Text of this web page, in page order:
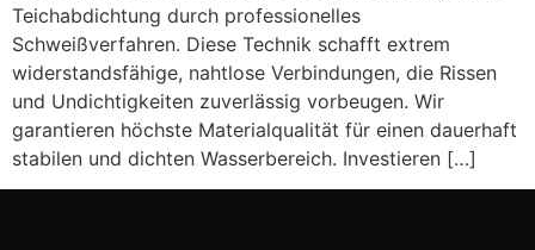
Teichabdichtung durch professionelles
Schweißverfahren. Diese Technik schafft extrem
widerstandsfähige, nahtlose Verbindungen, die Rissen
und Undichtigkeiten zuverlässig vorbeugen. Wir
garantieren höchste Materialqualität für einen dauerhaft
stabilen und dichten Wasserbereich. Investieren […]